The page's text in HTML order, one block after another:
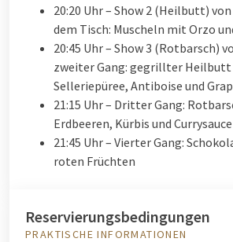
20:20 Uhr – Show 2 (Heilbutt)
dem Tisch: Muscheln mit Orzo
20:45 Uhr – Show 3 (Rotbarsch)
zweiter Gang: gegrillter
Selleriepüree, Antiboise und
21:15 Uhr – Dritter Gang:
Erdbeeren, Kürbis und Currysauce
21:45 Uhr – Vierter Gang:
roten Früchten
Reservierungsbedingungen
PRAKTISCHE INFORMATIONEN